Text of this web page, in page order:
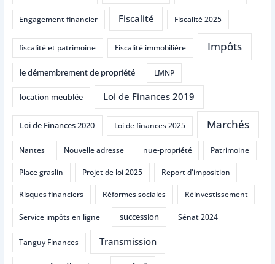
Engagement financier Fiscalité Fiscalité 2025
fiscalité et patrimoine Fiscalité immobilière Impôts
le démembrement de propriété LMNP
location meublée Loi de Finances 2019
Loi de Finances 2020 Loi de finances 2025 Marchés
Nantes Nouvelle adresse nue-propriété Patrimoine
Place graslin Projet de loi 2025 Report d'imposition
Risques financiers Réformes sociales Réinvestissement
Service impôts en ligne succession Sénat 2024
Tanguy Finances Transmission